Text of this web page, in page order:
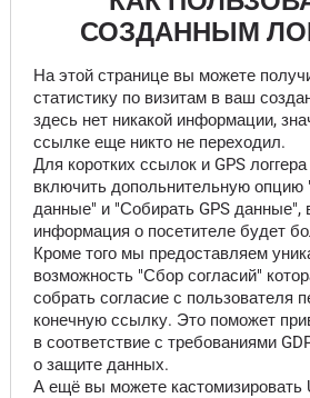
СОЗДАННЫМ
На этой странице вы можете
статистику по визитам в ваш
здесь нет никакой информации,
ссылке еще никто не переходил.
Для коротких ссылок и GPS
включить допольнительную опцию
данные" и "Собирать GPS данные",
информация о посетителе будет
Кроме того мы предоставляем
возможность "Сбор согласий"
собрать согласие с пользователя
конечную ссылку. Это поможет
в соответствие с требованиями
о защите данных.
А ещё вы можете кастомизировать